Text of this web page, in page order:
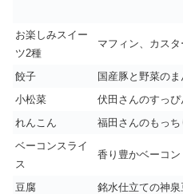
お楽しみスイー
ツ2種
マフィン、カス
餃子
国産豚と野菜の
小松菜
伏田さんのすっ
れんこん
福田さんのもっ
ベーコンスライ
ス
香り豊かベーコン
豆腐
銘水仕立ての神泉